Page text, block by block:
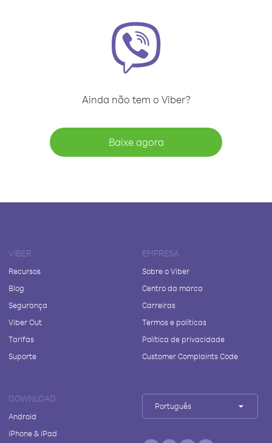
Ainda não tem o Viber?
Baixe agora
VIBER
Recursos
Blog
Segurança
Viber Out
Tarifas
Suporte
EMPRESA
Sobre o Viber
Centro da marca
Carreiras
Termos e políticas
Política de privacidade
Customer Complaints Code
DOWNLOAD
Android
iPhone & iPad
Português